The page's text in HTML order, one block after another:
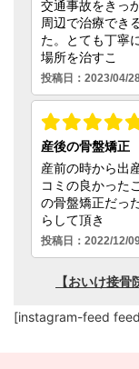
[instagram-feed